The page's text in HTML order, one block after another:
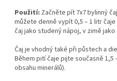
Použití: Začněte pít 7x7 bylinný
můžete denně vypít 0,5 – 1 litr
čaj jako studený nápoj, v zimě
Čaj je vhodný také při půstech a
Během pití čaje pijte současně
obsahu minerálů).